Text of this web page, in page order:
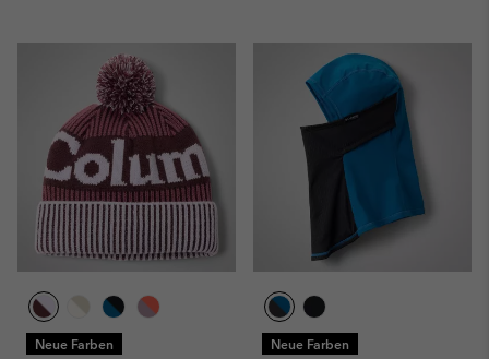
Neue Farben Neue Farben